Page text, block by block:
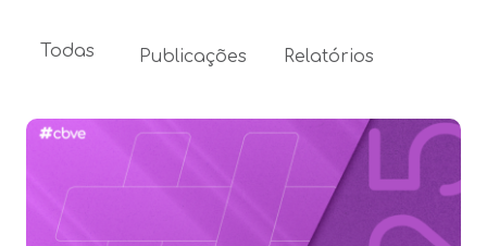
Todas Publicações Relatórios